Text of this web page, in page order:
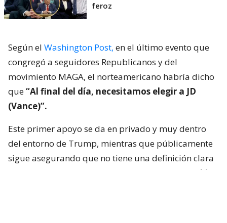
feroz
Según el Washington Post, en el último evento que
congregó a seguidores Republicanos y del
movimiento MAGA, el norteamericano habría dicho
que“Al final del día, necesitamos elegir a JD
(Vance)”.
Este primer apoyo se da en privado y muy dentro
del entorno de Trump, mientras que públicamente
sigue asegurando que no tiene una definición clara
Marco Rubio.